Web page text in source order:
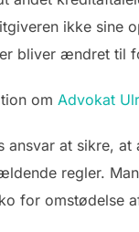
ikke sine
bliver ændret til
om Advokat
ansvar at sikre,
regler.
for omstødelse